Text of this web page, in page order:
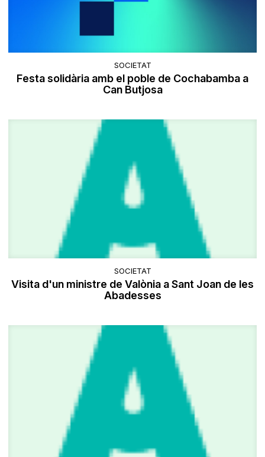
SOCIETAT
Festa solidària amb el poble de Cochabamba a
Can Butjosa
SOCIETAT
Visita d'un ministre de Valònia a Sant Joan de les
Abadesses